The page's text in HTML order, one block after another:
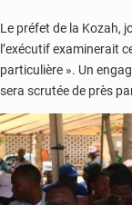
Le préfet de la Kozah,
l’exécutif examinerait
particulière ». Un
sera scrutée de près